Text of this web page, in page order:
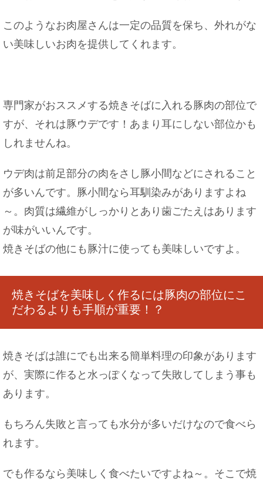
このようなお肉屋さんは一定の品質を保ち、外れがな
い美味しいお肉を提供してくれます。
専門家がおススメする焼きそばに入れる豚肉の部位で
すが、それは豚ウデです！あまり耳にしない部位かも
しれませんね。
ウデ肉は前足部分の肉をさし豚小間などにされること
が多いんです。豚小間なら耳馴染みがありますよね
～。肉質は繊維がしっかりとあり歯ごたえはあります
が味がいいんです。
焼きそばの他にも豚汁に使っても美味しいですよ。
焼きそばを美味しく作るには豚肉の部位にこ
だわるよりも手順が重要！？
焼きそばは誰にでも出来る簡単料理の印象があります
が、実際に作ると水っぽくなって失敗してしまう事も
あります。
もちろん失敗と言っても水分が多いだけなので食べら
れます。
でも作るなら美味しく食べたいですよね～。そこで焼